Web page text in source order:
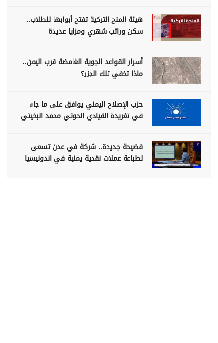
هيئة المنح التركية تفتح أبوابها للطلاب..
سكن وراتب شهري ومزايا عديدة
أسرار القواعد الجوية الغامضة قرب اليمن..
ماذا تخفي تلك الجزر؟
حزب الإصلاح اليمني يوافق على ما جاء
في تغريدة القيادي الحوثي محمد البخيتي
فضيحة جديدة.. شركة في عدن تسعى
لطباعة عملات نقدية يمنية في اندونيسيا